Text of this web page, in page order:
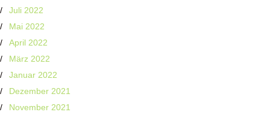
Juli 2022
Mai 2022
April 2022
März 2022
Januar 2022
Dezember 2021
November 2021